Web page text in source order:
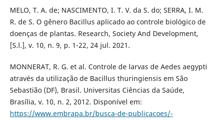
MELO, T. A. de; NASCIMENTO, I. T. V. da S. do; SERRA, I. M.
R. de S. O gênero Bacillus aplicado ao controle biológico de
doenças de plantas. Research, Society And Development,
[S.l.], v. 10, n. 9, p. 1-22, 24 jul. 2021.
MONNERAT, R. G. et al. Controle de larvas de Aedes aegypti
através da utilização de Bacillus thuringiensis em São
Sebastião (DF), Brasil. Universitas Ciências da Saúde,
Brasília, v. 10, n. 2, 2012. Disponível em:
https://www.embrapa.br/busca-de-publicacoes/-